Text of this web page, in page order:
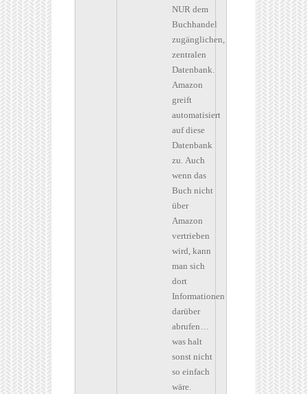
NUR dem
Buchhandel
zugänglichen,
zentralen
Datenbank.
Amazon
greift
automatisiert
auf diese
Datenbank
zu. Auch
wenn das
Buch nicht
über
Amazon
vertrieben
wird, kann
man sich
dort
Informationen
darüber
abrufen…
was halt
sonst nicht
so einfach
wäre.